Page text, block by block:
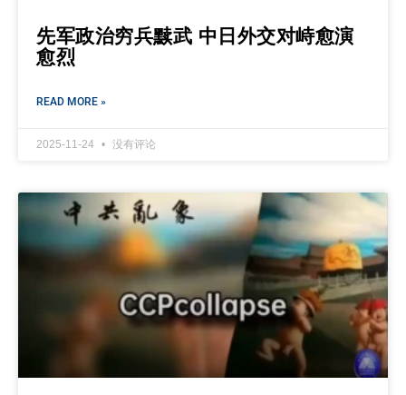
先军政治穷兵黩武 中日外交对峙愈演
愈烈
READ MORE »
2025-11-24 没有评论